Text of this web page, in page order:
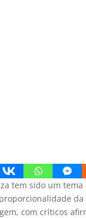
tem sido um
com críticos